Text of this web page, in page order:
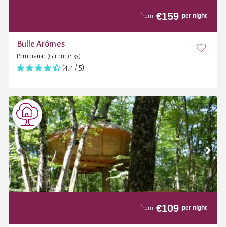
from €159 per night
Bulle Arômes
Pompignac (Gironde, 33)
(4,4 / 5)
from €109 per night